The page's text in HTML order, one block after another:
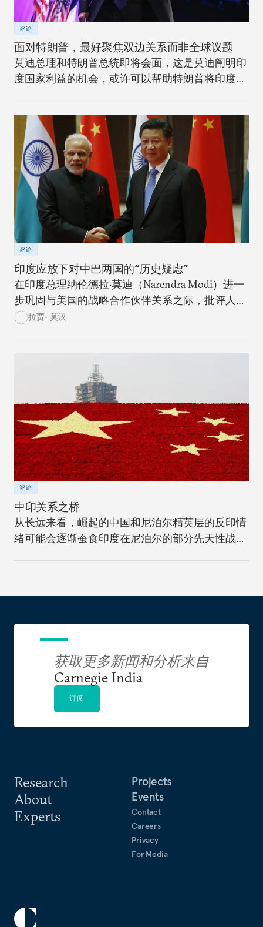
评论
面对特朗普，最好聚焦双边关系而非全球议题
莫迪总理和特朗普总统即将会面，这是莫迪阐明印
度国家利益的机会，或许可以帮助特朗普将印度看
评论
印度应放下对中巴两国的“历史疑虑”
在印度总理纳伦德拉•莫迪（Narendra Modi）进一
步巩固与美国的战略合作伙伴关系之际，批评人士
和怀疑论者也对印度亲美战略的代价产生了质疑。
拉贾• 莫汉
评论
中印关系之桥
从长远来看，崛起的中国和尼泊尔精英层的反印情
绪可能会逐渐蚕食印度在尼泊尔的部分先天性战略
Research
About
Experts
Projects
Events
Contact
Careers
Privacy
For Media
获取更多新闻和分析来自
Carnegie India
订阅